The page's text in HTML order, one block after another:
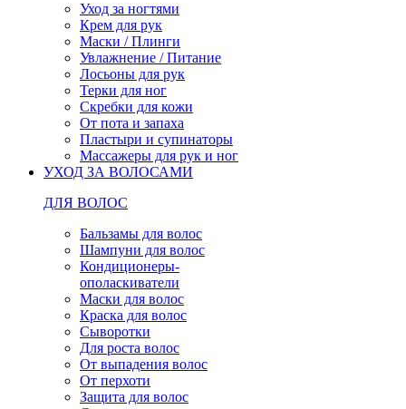
Уход за ногтями
Крем для рук
Маски / Плинги
Увлажнение / Питание
Лосьоны для рук
Терки для ног
Скребки для кожи
От пота и запаха
Пластыри и супинаторы
Массажеры для рук и ног
УХОД ЗА ВОЛОСАМИ
ДЛЯ ВОЛОС
Бальзамы для волос
Шампуни для волос
Кондиционеры-
ополаскиватели
Маски для волос
Краска для волос
Сыворотки
Для роста волос
От выпадения волос
От перхоти
Защита для волос